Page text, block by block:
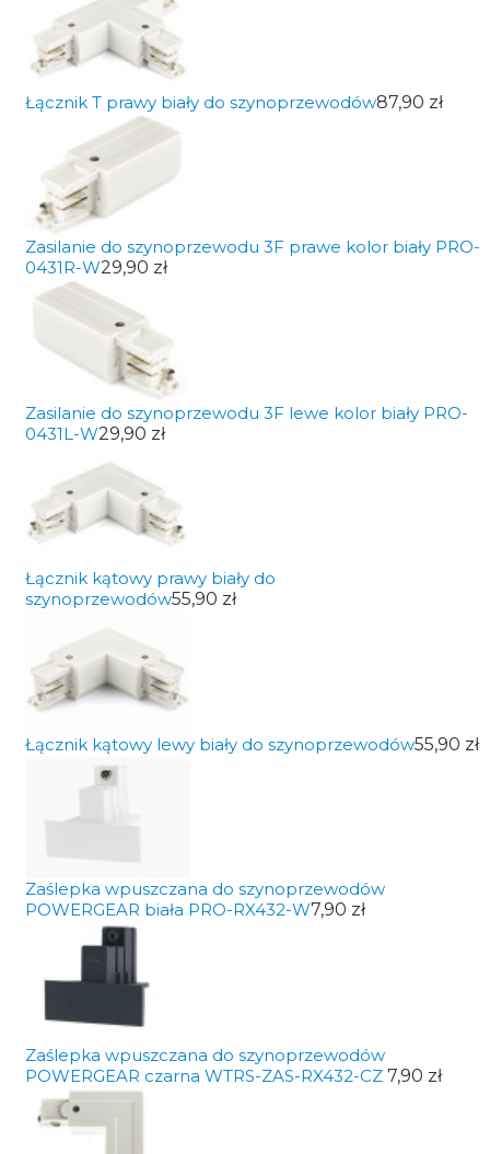
Łącznik T prawy biały do szynoprzewodów87,90 zł
Zasilanie do szynoprzewodu 3F prawe kolor biały PRO-
0431R-W29,90 zł
Zasilanie do szynoprzewodu 3F lewe kolor biały PRO-
0431L-W29,90 zł
Łącznik kątowy prawy biały do
szynoprzewodów55,90 zł
Łącznik kątowy lewy biały do szynoprzewodów55,90 zł
Zaślepka wpuszczana do szynoprzewodów
POWERGEAR biała PRO-RX432-W7,90 zł
Zaślepka wpuszczana do szynoprzewodów
POWERGEAR czarna WTRS-ZAS-RX432-CZ 7,90 zł